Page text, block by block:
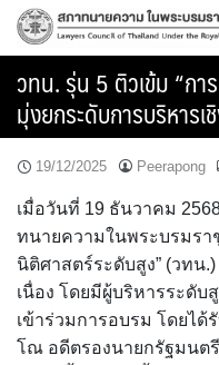
Skip
วทน. รุ่น 5 ติวเข้ม “ก
มุ่งยกระดับการบริหาร
19/12/2025 Peerapong
เมื่อวันที่ 19 ธันวาคม
ทนายความในพระบรมรา
นิติศาสตร์ระดับสูง” (วทน
เนื่อง โดยมีผู้บริหารระดั
เข้าร่วมการอบรม โดยได้
โณ อดีตรองนายกรัฐมนตรี